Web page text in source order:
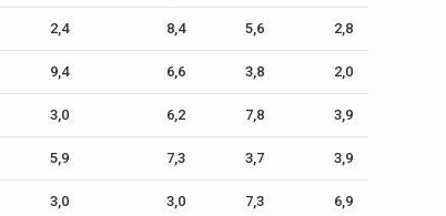
2,4 8,4 5,6 2,8
9,4 6,6 3,8 2,0
3,0 6,2 7,8 3,9
5,9 7,3 3,7 3,9
3,0 3,0 7,3 6,9